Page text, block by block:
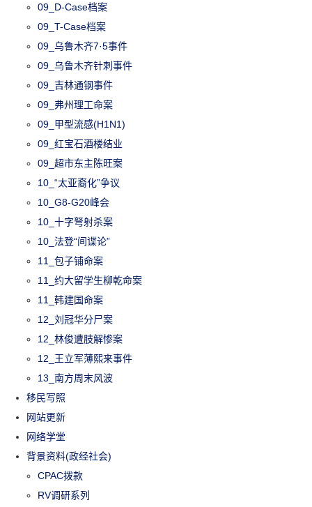
09_D-Case档案
09_T-Case档案
09_乌鲁木齐7·5事件
09_乌鲁木齐针刺事件
09_吉林通钢事件
09_弗州理工命案
09_甲型流感(H1N1)
09_红宝石酒楼结业
09_超市东主陈旺案
10_“太亚裔化”争议
10_G8-G20峰会
10_十字弩射杀案
10_法登“间谍论”
11_包子铺命案
11_约大留学生柳乾命案
11_韩建国命案
12_刘冠华分尸案
12_林俊遭肢解惨案
12_王立军薄熙来事件
13_南方周末风波
移民写照
网站更新
网络学堂
背景资料(政经社会)
CPAC拨款
RV调研系列